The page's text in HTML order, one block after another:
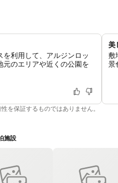
利用して、アルジンロッ
元のエリアや近くの公園を
美
敷
景
を保証するものではありません。
施設